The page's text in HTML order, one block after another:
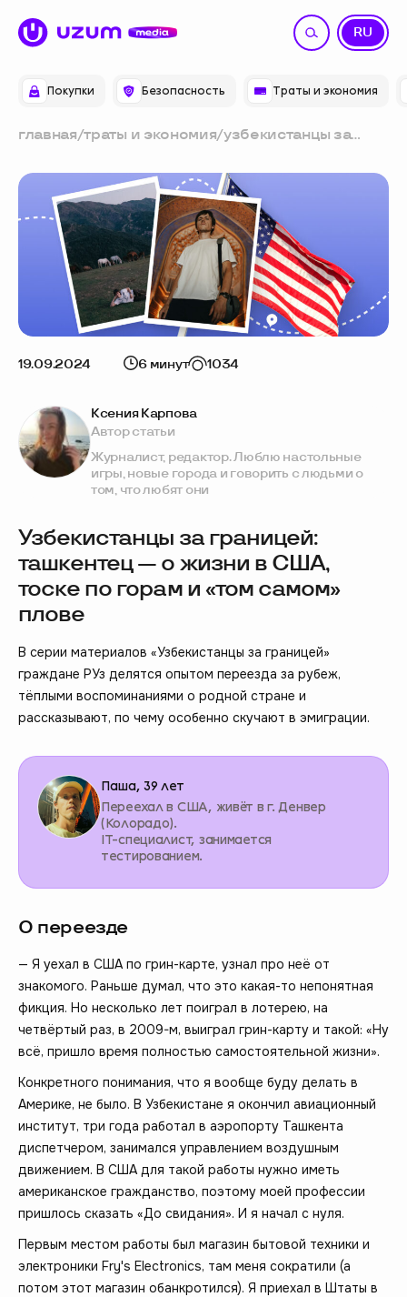
Покупки Безопасность Траты и экономия
RU
UZ
главная/траты и экономия/узбекистанцы за
— о жизни в сша,
тоске по горам и «том
самом» плове
19.09.2024 6 минут 1034
Узбекистанцы за границей:
ташкентец — о жизни в США,
тоске по горам и «том самом»
плове
В серии материалов «Узбекистанцы за границей»
граждане РУз делятся опытом переезда за рубеж,
тёплыми воспоминаниями о родной стране и
рассказывают, по чему особенно скучают в эмиграции.
Паша, 39 лет
Переехал в США, живёт в г. Денвер
(Колорадо).
IT-специалист, занимается
тестированием.
О переезде
— Я уехал в США по грин-карте, узнал про неё от
знакомого. Раньше думал, что это какая-то непонятная
фикция. Но несколько лет поиграл в лотерею, на
четвёртый раз, в 2009-м, выиграл грин-карту и такой: «Ну
всё, пришло время полностью самостоятельной жизни».
Конкретного понимания, что я вообще буду делать в
Америке, не было. В Узбекистане я окончил авиационный
институт, три года работал в аэропорту Ташкента
диспетчером, занимался управлением воздушным
движением. В США для такой работы нужно иметь
американское гражданство, поэтому моей профессии
пришлось сказать «До свидания». И я начал с нуля.
Первым местом работы был магазин бытовой техники и
электроники Fry's Electronics, там меня сократили (а
потом этот магазин обанкротился). Я приехал в Штаты в
Ксения Карпова
Автор статьи
Журналист, редактор. Люблю настольные
игры, новые города и говорить с людьми о
том, что любят они